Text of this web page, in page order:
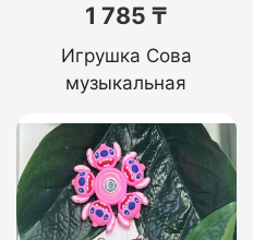
1 785 ₸
Игрушка Сова
музыкальная